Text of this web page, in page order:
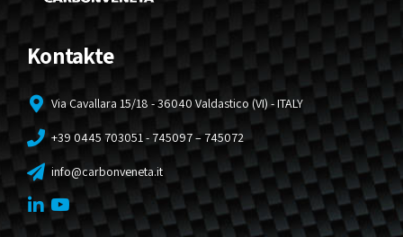
Kontakte
Via Cavallara 15/18 - 36040 Valdastico (VI) - ITALY
+39 0445 703051 - 745097 – 745072
info@carbonveneta.it